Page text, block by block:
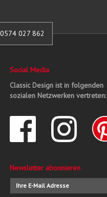
027 862
Social Media
Classic Design ist in folgenden
sozialen Netzwerken vertreten:
Newsletter abonnieren